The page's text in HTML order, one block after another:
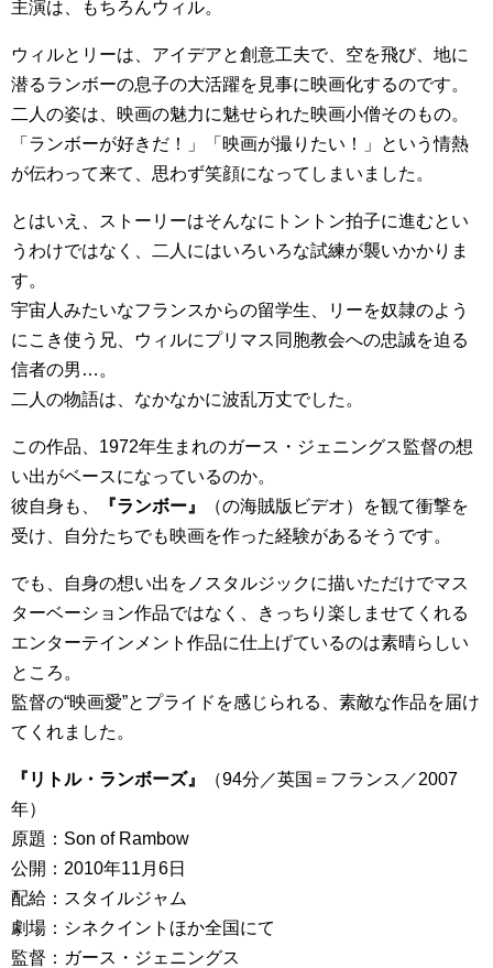
主演は、もちろんウィル。
ウィルとリーは、アイデアと創意工夫で、空を飛び、地に
潜るランボーの息子の大活躍を見事に映画化するのです。
二人の姿は、映画の魅力に魅せられた映画小僧そのもの。
「ランボーが好きだ！」「映画が撮りたい！」という情熱
が伝わって来て、思わず笑顔になってしまいました。
とはいえ、ストーリーはそんなにトントン拍子に進むとい
うわけではなく、二人にはいろいろな試練が襲いかかりま
す。
宇宙人みたいなフランスからの留学生、リーを奴隷のよう
にこき使う兄、ウィルにプリマス同胞教会への忠誠を迫る
信者の男…。
二人の物語は、なかなかに波乱万丈でした。
この作品、1972年生まれのガース・ジェニングス監督の想
い出がベースになっているのか。
彼自身も、
『ランボー』
（の海賊版ビデオ）を観て衝撃を
受け、自分たちでも映画を作った経験があるそうです。
でも、自身の想い出をノスタルジックに描いただけでマス
ターベーション作品ではなく、きっちり楽しませてくれる
エンターテインメント作品に仕上げているのは素晴らしい
ところ。
監督の“映画愛”とプライドを感じられる、素敵な作品を届け
てくれました。
『リトル・ランボーズ』
（94分／英国＝フランス／2007
年）
原題：Son of Rambow
公開：2010年11月6日
配給：スタイルジャム
劇場：シネクイントほか全国にて
監督：ガース・ジェニングス